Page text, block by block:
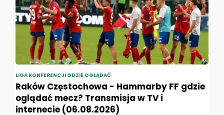
LIGA KONFERENCJI GDZIE OGLĄDAĆ
Raków Częstochowa - Hammarby FF gdzie
oglądać mecz? Transmisja w TV i
internecie (06.08.2026)